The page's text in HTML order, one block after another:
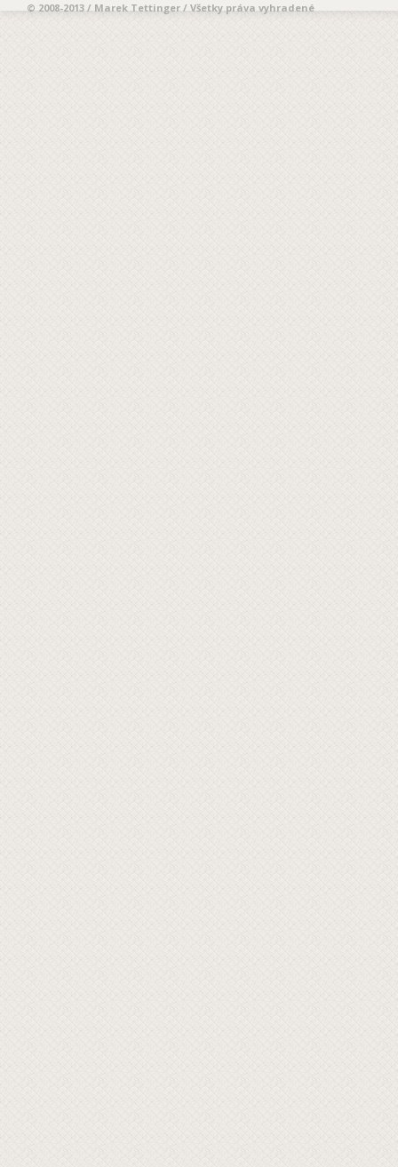
© 2008-2013 / Marek Tettinger / Všetky práva vyhradené